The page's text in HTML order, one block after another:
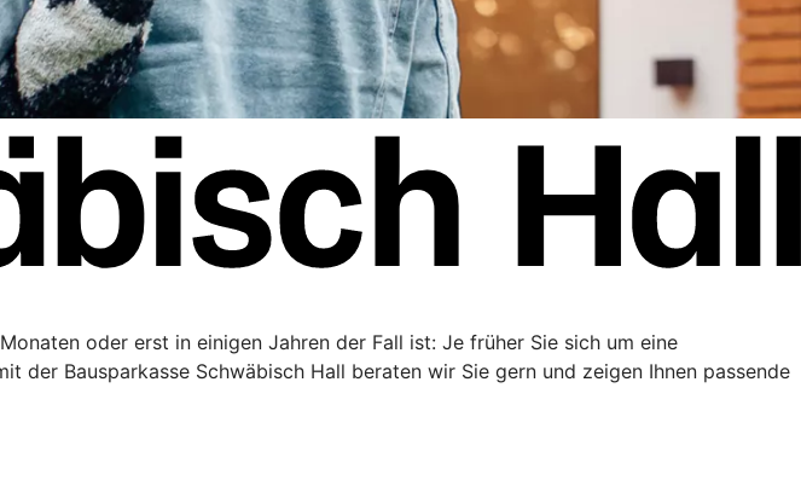
oder erst in einigen Jahren der Fall ist: Je früher Sie sich um eine
der Bausparkasse Schwäbisch Hall beraten wir Sie gern und zeigen Ihnen passende